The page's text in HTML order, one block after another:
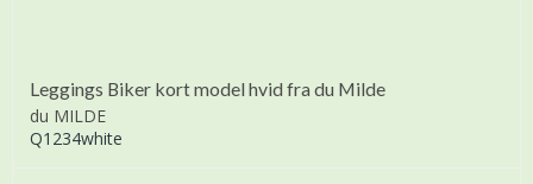
Leggings Biker kort model hvid fra du Milde
du MILDE
Q1234white